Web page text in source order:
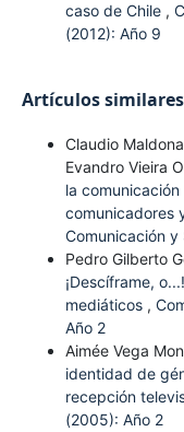
caso de Chile ,
(2012): Año 9
Artículos similares
Claudio
Evandro Vieira
la
comunicadores
Comunicación y
Pedro Gilberto
¡Descíframe,
mediáticos ,
Año 2
Aimée Vega
identidad de
recepción
(2005): Año 2